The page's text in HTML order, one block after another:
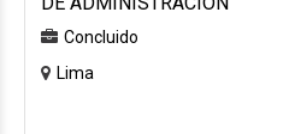
Concluido
Lima